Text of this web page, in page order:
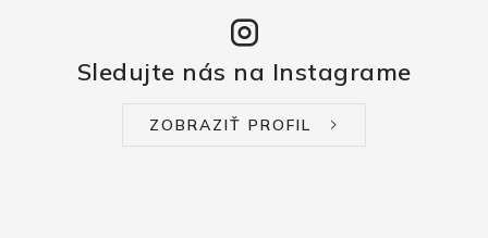
Sledujte nás na Instagrame
ZOBRAZIŤ PROFIL